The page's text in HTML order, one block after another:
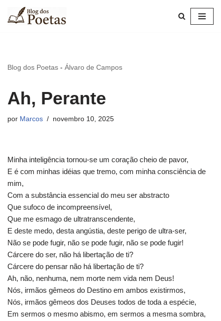
Pular
Blog dos Poetas - Álvaro de Campos
Ah, Perante
por Marcos novembro 10, 2025
Minha inteligência tornou-se um coração cheio de pavor,
E é com minhas idéias que tremo, com minha consciência de
mim,
Com a substância essencial do meu ser abstracto
Que sufoco de incompreensível,
Que me esmago de ultratranscendente,
E deste medo, desta angústia, deste perigo de ultra-ser,
Não se pode fugir, não se pode fugir, não se pode fugir!
Cárcere do ser, não há libertação de ti?
Cárcere do pensar não há libertação de ti?
Ah, não, nenhuma, nem morte nem vida nem Deus!
Nós, irmãos gêmeos do Destino em ambos existirmos,
Nós, irmãos gêmeos dos Deuses todos de toda a espécie,
Em sermos o mesmo abismo, em sermos a mesma sombra,